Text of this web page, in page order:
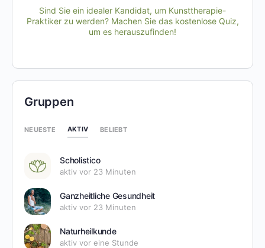
Sind Sie ein idealer Kandidat, um Kunsttherapie-
Praktiker zu werden? Machen Sie das kostenlose Quiz,
um es herauszufinden!
Gruppen
NEUESTE AKTIV BELIEBT
Scholistico
aktiv vor 23 Minuten
Ganzheitliche Gesundheit
aktiv vor 23 Minuten
Naturheilkunde
aktiv vor eine Stunde